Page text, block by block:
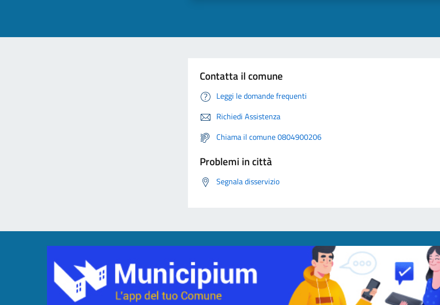
Contatta il comune
Leggi le domande frequenti
Richiedi Assistenza
Chiama il comune 0804900206
Problemi in città
Segnala disservizio